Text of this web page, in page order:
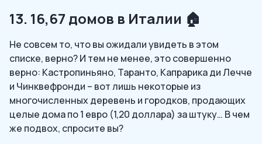
13. 16,67 домов в Италии 🏠
Не совсем то, что вы ожидали увидеть в этом
списке, верно? И тем не менее, это совершенно
верно: Кастропиньяно, Таранто, Капрарика ди Лечче
и Чинквефронди – вот лишь некоторые из
многочисленных деревень и городков, продающих
целые дома по 1 евро (1,20 доллара) за штуку… В чем
же подвох, спросите вы?